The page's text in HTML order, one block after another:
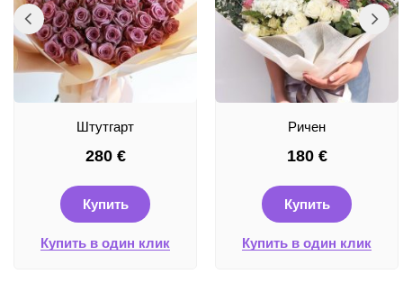
Штутгарт
280 €
Купить
Купить в один клик
Ричен
180 €
Купить
Купить в один клик